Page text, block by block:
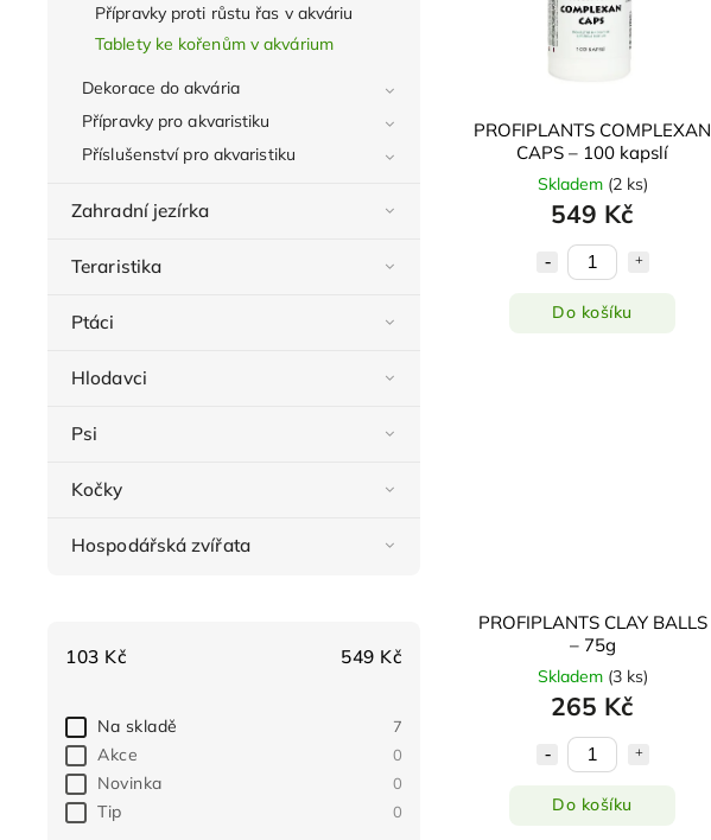
Přípravky proti růstu řas v akváriu
Tablety ke kořenům v akvárium
Dekorace do akvária
Přípravky pro akvaristiku
Příslušenství pro akvaristiku
Zahradní jezírka
Teraristika
Ptáci
Hlodavci
Psi
Kočky
Hospodářská zvířata
103 Kč 549 Kč
Na skladě 7
Akce 0
Novinka 0
Tip 0
PROFIPLANTS COMPLEXAN
CAPS – 100 kapslí
Skladem (2 ks)
549 Kč
Do košíku
PROFIPLANTS CLAY BALLS
– 75g
Skladem (3 ks)
265 Kč
Do košíku